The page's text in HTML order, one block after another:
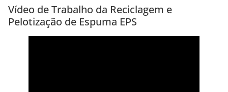
Vídeo de Trabalho da Reciclagem e
Pelotização de Espuma EPS